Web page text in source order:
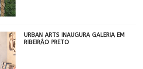
​URBAN ARTS INAUGURA GALERIA EM
RIBEIRÃO PRETO